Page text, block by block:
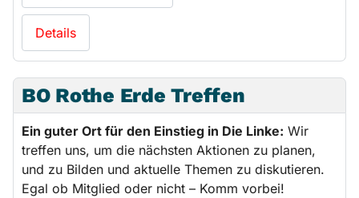
Details
BO Rothe Erde Treffen
Ein guter Ort für den Einstieg in Die Linke: Wir
treffen uns, um die nächsten Aktionen zu planen,
und zu Bilden und aktuelle Themen zu diskutieren.
Egal ob Mitglied oder nicht – Komm vorbei!